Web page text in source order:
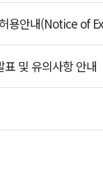
용안내(Notice of
표 및 유의사항 안내